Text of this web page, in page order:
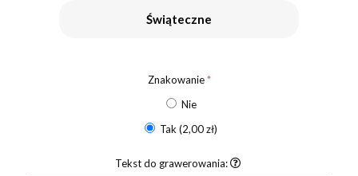
Świąteczne
Znakowanie*
Nie
Tak(2,00 zł)
Tekst do grawerowania: